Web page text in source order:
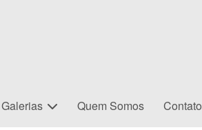
Galerias Quem Somos Contato